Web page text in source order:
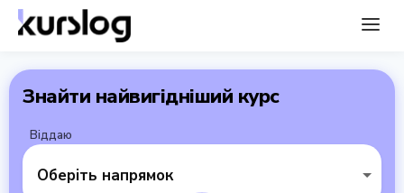
Знайти найвигідніший курс
Віддаю
Оберіть напрямок